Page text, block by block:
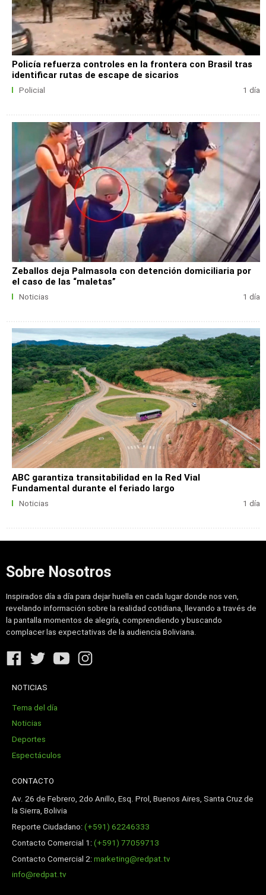
Policía refuerza controles en la frontera con Brasil tras
identificar rutas de escape de sicarios
Policial 1 día
Zeballos deja Palmasola con detención domiciliaria por
el caso de las “maletas”
Noticias 1 día
ABC garantiza transitabilidad en la Red Vial
Fundamental durante el feriado largo
Noticias 1 día
Sobre Nosotros
Inspirados día a día para dejar huella en cada lugar donde nos ven,
revelando información sobre la realidad cotidiana, llevando a través de
la pantalla momentos de alegría, comprendiendo y buscando
complacer las expectativas de la audiencia Boliviana.
NOTICIAS
Tema del día
Noticias
Deportes
Espectáculos
CONTACTO
Av. 26 de Febrero, 2do Anillo, Esq. Prol, Buenos Aires, Santa Cruz de
la Sierra, Bolivia
Reporte Ciudadano:(+591) 62246333
Contacto Comercial 1:(+591) 77059713
Contacto Comercial 2:marketing@redpat.tv
info@redpat.tv